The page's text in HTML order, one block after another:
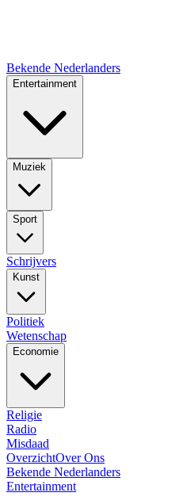
Bekende Nederlanders
Entertainment
Muziek
Sport
Schrijvers
Kunst
Politiek
Wetenschap
Economie
Religie
Radio
Misdaad
OverzichtOver Ons
Bekende Nederlanders
Entertainment